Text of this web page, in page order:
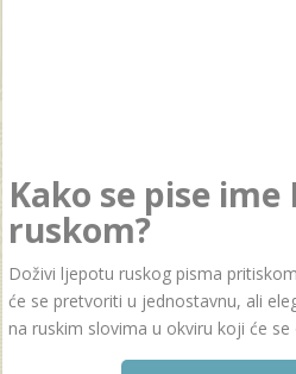
Kako se pise ime
ruskom?
Doživi ljepotu ruskog pisma
će se pretvoriti u jednostavnu, ali
na ruskim slovima u okviru koji će